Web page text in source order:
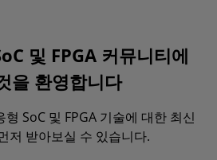
및 FPGA 커뮤니티에
을 환영합니다
SoC 및 FPGA 기술에 대한 최신
저 받아보실 수 있습니다.